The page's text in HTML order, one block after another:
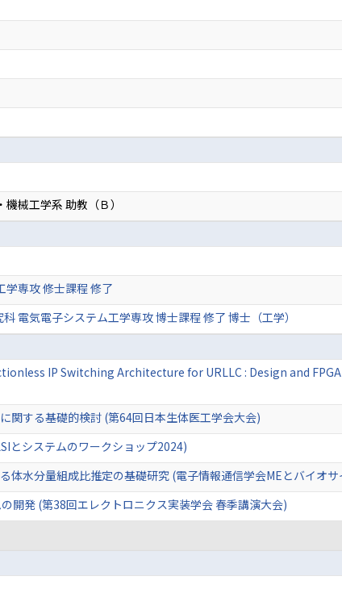
械工学系 助教（Ｂ）
専攻 修士課程 修了
電気電子システム工学専攻 博士課程 修了 博士（工学）
IP Switching Architecture for URLLC : Design and
関する基礎的検討 (第64回日本生体医工学会大会)
とシステムのワークショップ2024)
体水分量組成比推定の基礎研究 (電子情報通信学会MEとバイオ
開発 (第38回エレクトロニクス実装学会 春季講演大会)